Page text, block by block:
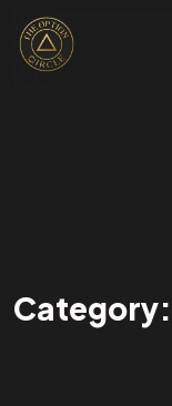
Category: